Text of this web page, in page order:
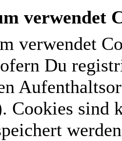
verwendet
verwendet
Du
Cookies sind